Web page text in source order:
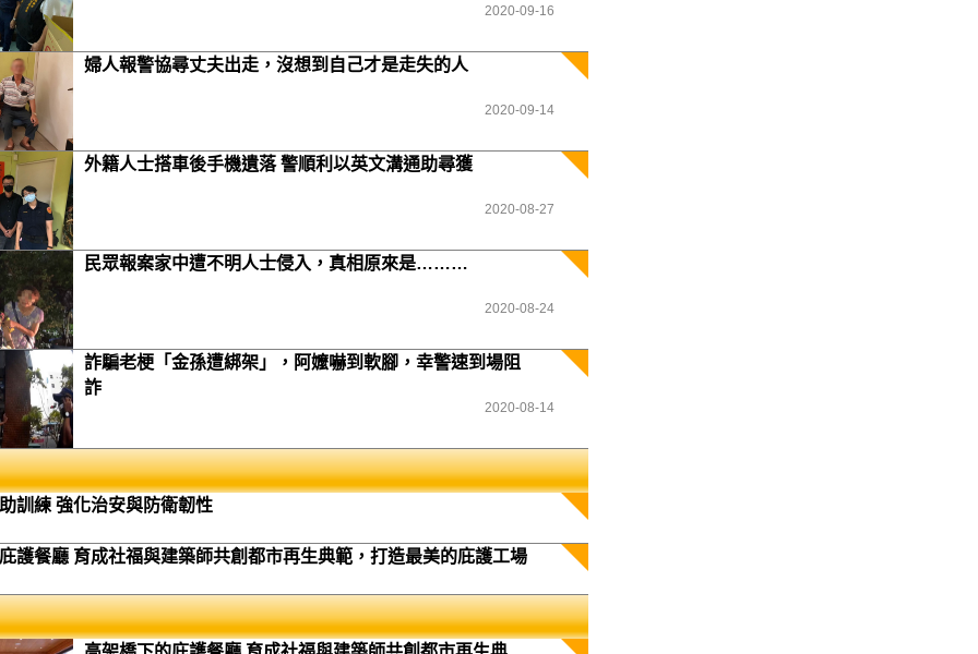
2020-09-16
婦人報警協尋丈夫出走，沒想到自己才是走失的人
2020-09-14
外籍人士搭車後手機遺落 警順利以英文溝通助尋獲
2020-08-27
民眾報案家中遭不明人士侵入，真相原來是………
2020-08-24
詐騙老梗「金孫遭綁架」，阿嬤嚇到軟腳，幸警速到場阻
詐
2020-08-14
訓練 強化治安與防衛韌性
護餐廳 育成社福與建築師共創都市再生典範，打造最美的庇護工場